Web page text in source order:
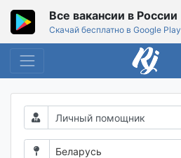
Все вакансии в России
Скачай бесплатно в Google Play
Беларусь